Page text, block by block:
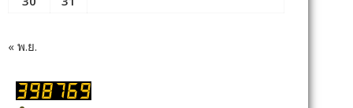
« พ.ย.